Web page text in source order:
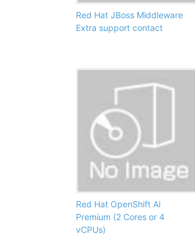
Red Hat JBoss Middleware
Extra support contact
Red Hat OpenShift AI
Premium (2 Cores or 4
vCPUs)